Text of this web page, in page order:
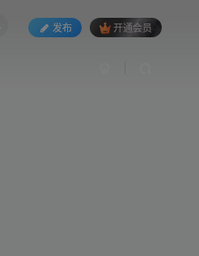
发布 开通会员